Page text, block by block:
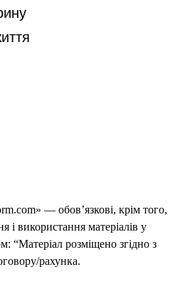
— обов’язкові, крім того,
використання матеріалів у
“Матеріал розміщено згідно з
рахунка.